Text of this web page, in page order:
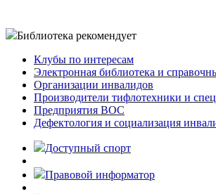
Библиотека рекомендует
Клубы по интересам
Электронная библиотека и
Организации инвалидов
Производители тифлотехники и
Предприятия ВОС
Дефектология и социализация
Доступный спорт
Правовой информатор